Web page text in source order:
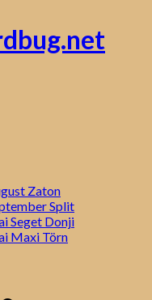
Zaton
Split
Seget Donji
Maxi Törn